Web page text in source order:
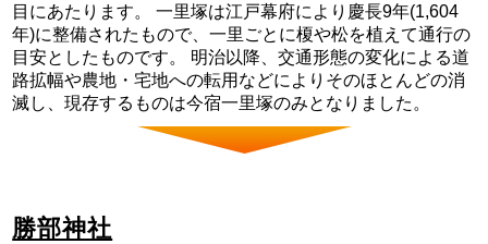
目にあたります。 一里塚は江戸幕府により慶長9年(1,604
年)に整備されたもので、一里ごとに榎や松を植えて通行の
目安としたものです。 明治以降、交通形態の変化による道
路拡幅や農地・宅地への転用などによりそのほとんどの消
滅し、現存するものは今宿一里塚のみとなりました。
勝部神社